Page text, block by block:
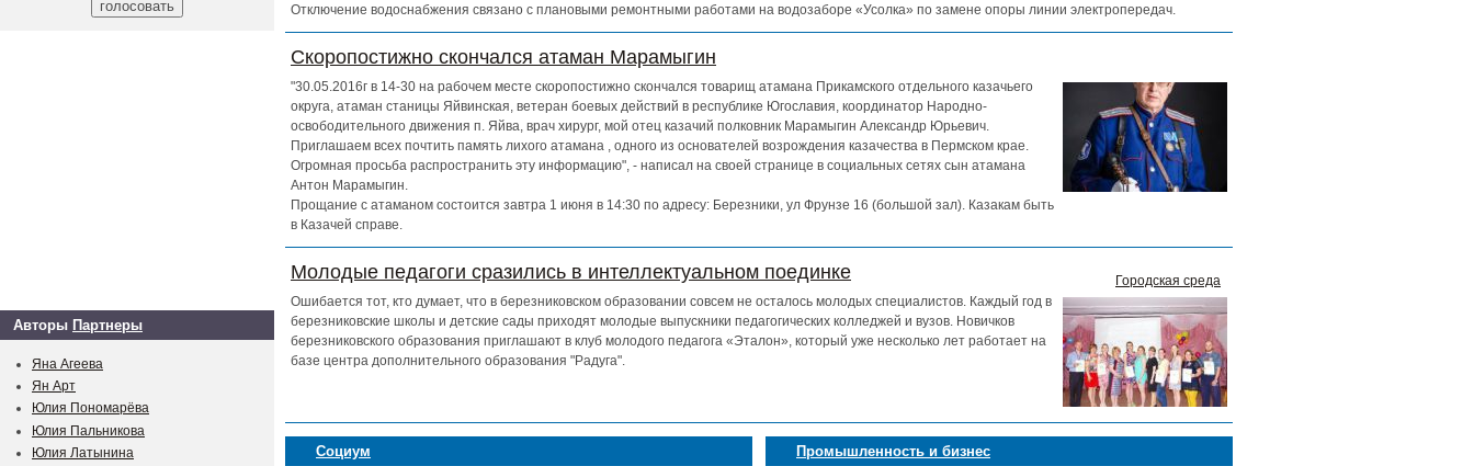
Отключение водоснабжения связано с плановыми ремонтными работами на водозаборе «Усолка» по замене опоры линии электропередач.
Скоропостижно скончался атаман Марамыгин
"30.05.2016г в 14-30 на рабочем месте скоропостижно скончался товарищ атамана Прикамского отдельного казачьего
округа, атаман станицы Яйвинская, ветеран боевых действий в республике Югославия, координатор Народно-
освободительного движения п. Яйва, врач хирург, мой отец казачий полковник Марамыгин Александр Юрьевич.
Приглашаем всех почтить память лихого атамана , одного из основателей возрождения казачества в Пермском крае.
Огромная просьба распространить эту информацию", - написал на своей странице в социальных сетях сын атамана
Антон Марамыгин.
Прощание с атаманом состоится завтра 1 июня в 14:30 по адресу: Березники, ул Фрунзе 16 (большой зал). Казакам быть
в Казачей справе.
Молодые педагоги сразились в интеллектуальном поединке
Городская среда
Ошибается тот, кто думает, что в березниковском образовании совсем не осталось молодых специалистов. Каждый год в
березниковские школы и детские сады приходят молодые выпускники педагогических колледжей и вузов. Новичков
березниковского образования приглашают в клуб молодого педагога «Эталон», который уже несколько лет работает на
базе центра дополнительного образования "Радуга".
Социум Промышленность и бизнес
Авторы Партнеры
Яна Агеева
Ян Арт
Юлия Пономарёва
Юлия Пальникова
Юлия Латынина